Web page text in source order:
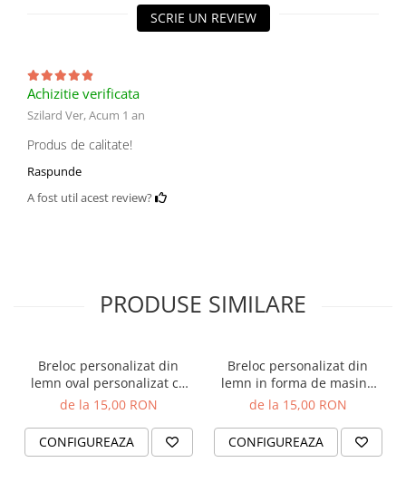
Magneti Personalizati
Jucarii din lemn
Karambite
Bayonete
Shadow daggers
SCRIE UN REVIEW
Achizitie verificata
Szilard Ver,Acum 1 an
Produs de calitate!
Raspunde
A fost util acest review?
PRODUSE SIMILARE
Breloc personalizat din
lemn oval personalizat cu
mesaj, 5x3 cm
de la 15,00 RON
CONFIGUREAZA
Breloc personalizat din
lemn in forma de masina
personalizat cu mesaj,
de la 15,00 RON
CONFIGUREAZA